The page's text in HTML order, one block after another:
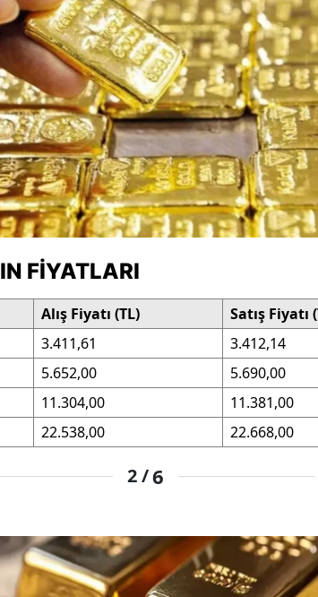
Giresun
Gümüşhane
Hakkari
Hatay
Isparta
Mersin
Kars
Kastamonu
Kayseri
Kırklareli
Kırşehir
Konya
Kütahya
FIYATLARI
Alış Fiyatı (TL)
Satış Fiyatı
3.411,61
3.412,14
5.652,00
5.690,00
11.304,00
11.381,00
22.538,00 22.668,00
2 /6